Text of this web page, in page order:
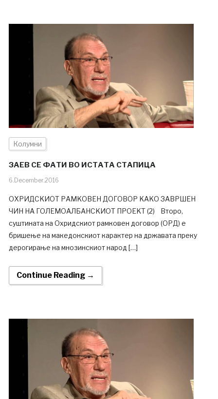
Колумни
ЗАЕВ СЕ ФАТИ ВО ИСТАТА СТАПИЦА
6.December.2016
ОХРИДСKИОТ РАМKОВЕН ДОГОВОР KАKО ЗАВРШЕН
ЧИН НА ГОЛЕМОАЛБАНСKИОТ ПРОЕKТ (2) Второ,
суштината на Охридскиот рамковен договор (ОРД) е
бришење на македонскиот карактер на државата преку
дерогирање на мнозинскиот народ […]
Continue Reading →